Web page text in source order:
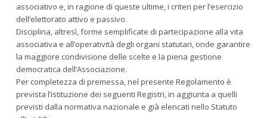
associativo e, in ragione di queste ultime, i criteri per l’esercizio
dell’elettorato attivo e passivo.
Disciplina, altresì, forme semplificate di partecipazione alla vita
associativa e all’operatività degli organi statutari, onde garantire
la maggiore condivisione delle scelte e la piena gestione
democratica dell’Associazione.
Per completezza di premessa, nel presente Regolamento è
prevista l’istituzione dei seguenti Registri, in aggiunta a quelli
previsti dalla normativa nazionale e già elencati nello Statuto